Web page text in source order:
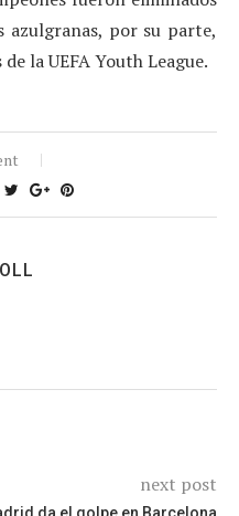
azulgranas, por su parte,
la UEFA Youth League.
next post
da el golpe en Barcelona